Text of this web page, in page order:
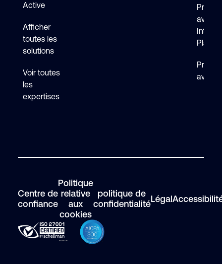
Active
Afficher
toutes les
solutions
Voir toutes
les
expertises
avec
avec
Centre de
confiance
Politique
relative
aux
cookies
politique de
confidentialitéLégal